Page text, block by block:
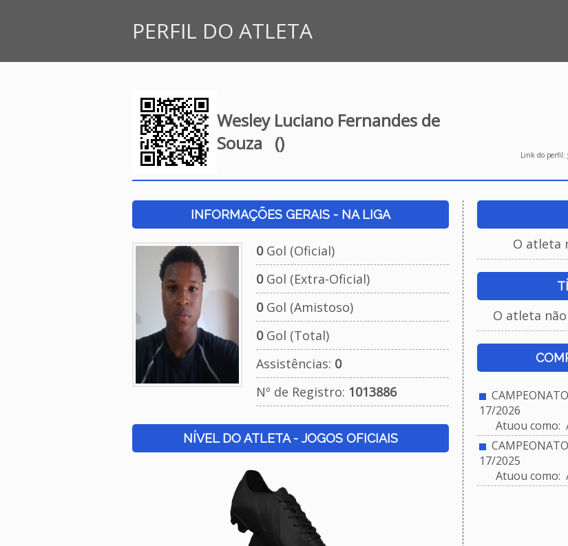
PERFIL DO ATLETA
Wesley Luciano Fernandes de
Souza
()
Link do perfil:
INFORMAÇÕES GERAIS - NA LIGA
0Gol (Oficial)
0Gol (Extra-Oficial)
0Gol (Amistoso)
0Gol (Total)
Assistências: 0
Nº de Registro: 1013886
NÍVEL DO ATLETA - JOGOS OFICIAIS
O atleta
O atleta
CAMPEONATO
17/2026
Atuou como:
CAMPEONATO
17/2025
Atuou como: